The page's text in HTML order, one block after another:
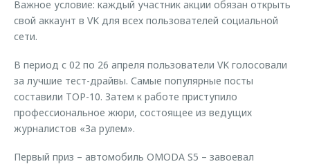
Важное условие: каждый участник акции обязан открыть
свой аккаунт в VK для всех пользователей социальной
сети.
В период с 02 по 26 апреля пользователи VK голосовали
за лучшие тест-драйвы. Самые популярные посты
составили TOP-10. Затем к работе приступило
профессиональное жюри, состоящее из ведущих
журналистов «За рулем».
Первый приз – автомобиль OMODA S5 – завоевал